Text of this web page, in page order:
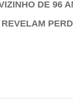
DE 96